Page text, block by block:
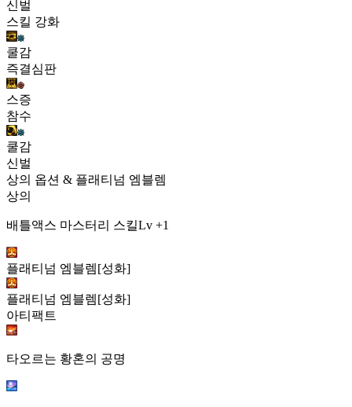
신벌
스킬 강화
쿨감
즉결심판
스증
참수
쿨감
신벌
상의 옵션 & 플래티넘 엠블렘
상의
배틀액스 마스터리 스킬Lv +1
플래티넘 엠블렘[성화]
플래티넘 엠블렘[성화]
아티팩트
타오르는 황혼의 공명